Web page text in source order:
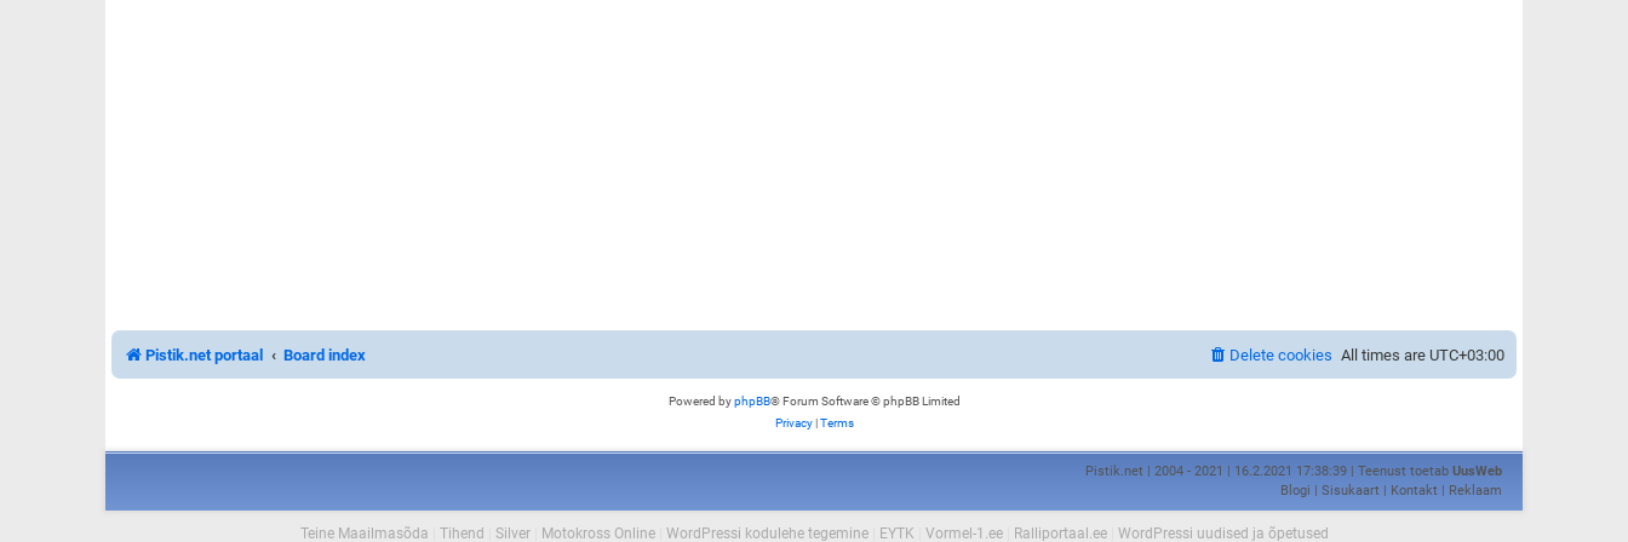
Pistik.net portaal Board index All times are UTC+03:00
Delete cookies
Powered byphpBB® Forum Software © phpBB Limited
Privacy|Terms
Pistik.net | 2004 - 2021 | 16.2.2021 17:38:39 | Teenust toetab UusWeb
Blogi | Sisukaart | Kontakt | Reklaam
Teine Maailmasõda Tihend Silver| Motokross Online| WordPressi kodulehe tegemine| EYTK Vormel-1.ee| Ralliportaal.ee| WordPressi uudised ja õpetused